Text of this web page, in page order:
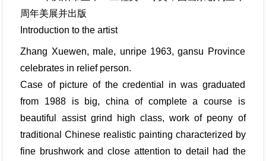
周年美展并出版
Introduction to the artist
Zhang Xuewen, male, unripe 1963, gansu Province
celebrates in relief person.
Case of picture of the credential in was graduated
from 1988 is big, china of complete a course is
beautiful assist grind high class, work of peony of
traditional Chinese realistic painting characterized by
fine brushwork and close attention to detail had the